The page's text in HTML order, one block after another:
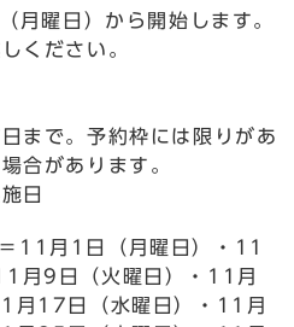
曜日）から開始します。
ください。
まで。予約枠には限りがあ
合があります。
日
11月1日（月曜日）・11
月9日（火曜日）・11月
月17日（水曜日）・11月